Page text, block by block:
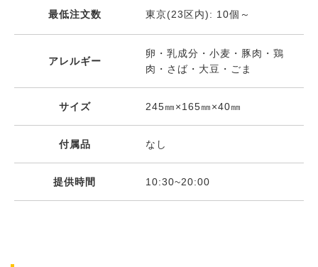
最低注文数 東京(23区内): 10個～
アレルギー
卵・乳成分・小麦・豚肉・鶏
肉・さば・大豆・ごま
サイズ 245㎜×165㎜×40㎜
付属品 なし
提供時間 10:30~20:00